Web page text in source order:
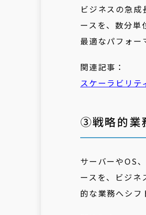
ビジネスの急
ースを、数分単
最適なパフォー
関連記事：
スケーラビリテ
③戦略的業
サーバーやOS
ースを、ビジネ
的な業務へシフ